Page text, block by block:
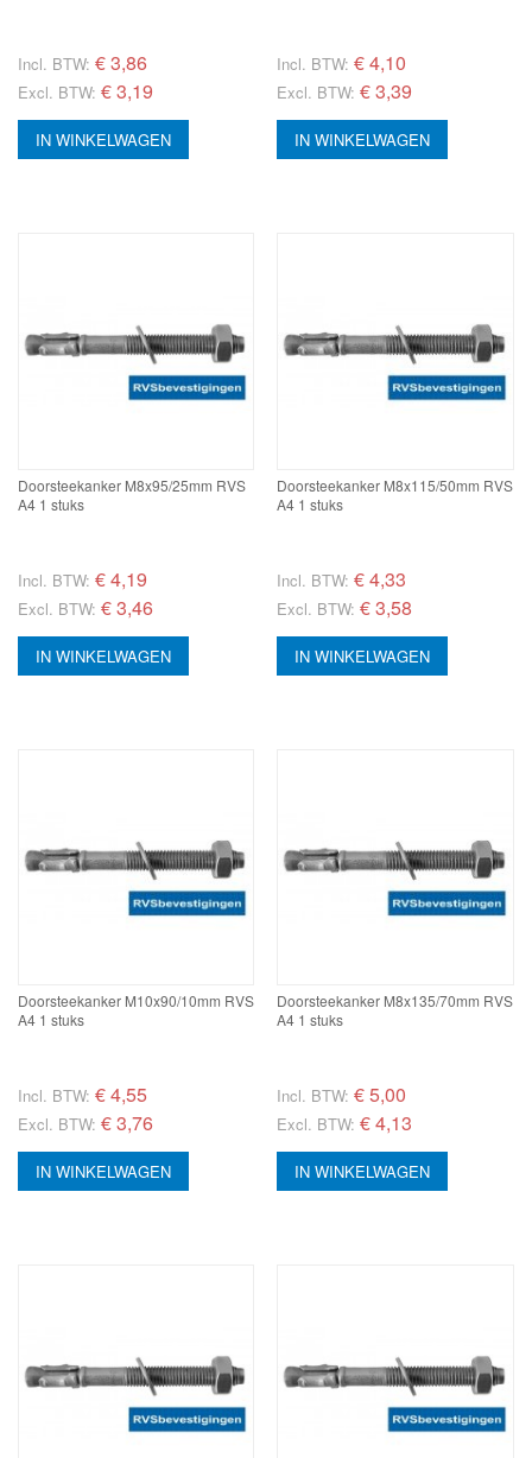
Incl. BTW: €3,86
Excl. BTW: € 3,19
IN WINKELWAGEN
Incl. BTW: €4,10
Excl. BTW: € 3,39
IN WINKELWAGEN
Doorsteekanker M8x95/25mm RVS
A4 1 stuks
Incl. BTW: €4,19
Excl. BTW: € 3,46
IN WINKELWAGEN
Doorsteekanker M8x115/50mm RVS
A4 1 stuks
Incl. BTW: €4,33
Excl. BTW: € 3,58
IN WINKELWAGEN
Doorsteekanker M10x90/10mm RVS
A4 1 stuks
Incl. BTW: €4,55
Excl. BTW: € 3,76
IN WINKELWAGEN
Doorsteekanker M8x135/70mm RVS
A4 1 stuks
Incl. BTW: €5,00
Excl. BTW: € 4,13
IN WINKELWAGEN